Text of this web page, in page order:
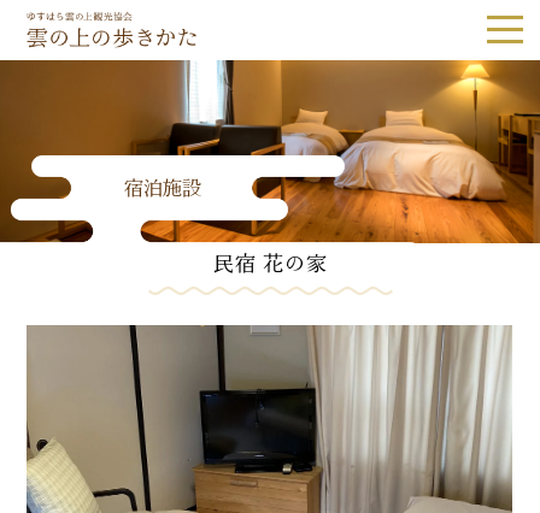
Tel.0889-65-1187
観光スポット 隈研吾建築
森林・自然 歴史・文化
グルメ・お土産
ゆすはら雲の上観光協会｜雲の上の歩き
宿泊施設
民宿 花の家